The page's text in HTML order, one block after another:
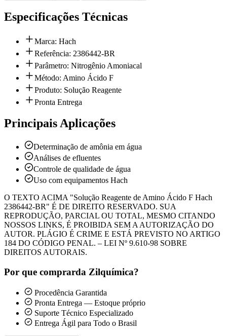
Especificações Técnicas
Marca: Hach
Referência: 2386442-BR
Parâmetro: Nitrogênio Amoniacal
Método: Amino Ácido F
Produto: Solução Reagente
Pronta Entrega
Principais Aplicações
Determinação de amônia em água
Análises de efluentes
Controle de qualidade de água
Uso com equipamentos Hach
O TEXTO ACIMA "Solução Reagente de Amino Ácido F Hach
2386442-BR" É DE DIREITO RESERVADO. SUA
REPRODUÇÃO, PARCIAL OU TOTAL, MESMO CITANDO
NOSSOS LINKS, É PROIBIDA SEM A AUTORIZAÇÃO DO
AUTOR. PLÁGIO É CRIME E ESTÁ PREVISTO NO ARTIGO
184 DO CÓDIGO PENAL. – LEI Nº 9.610-98 SOBRE
DIREITOS AUTORAIS.
Por que comprarda Zilquímica?
Procedência Garantida
Pronta Entrega — Estoque próprio
Suporte Técnico Especializado
Entrega Ágil para Todo o Brasil